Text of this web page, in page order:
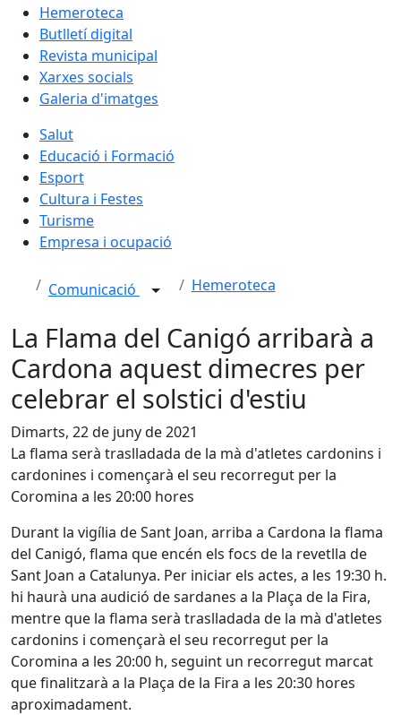
Hemeroteca
Butlletí digital
Revista municipal
Xarxes socials
Galeria d'imatges
Salut
Educació i Formació
Esport
Cultura i Festes
Turisme
Empresa i ocupació
Comunicació Hemeroteca
La Flama del Canigó arribarà a
Cardona aquest dimecres per
celebrar el solstici d'estiu
Dimarts, 22 de juny de 2021
La flama serà traslladada de la mà d'atletes cardonins i
cardonines i començarà el seu recorregut per la
Coromina a les 20:00 hores
Durant la vigília de Sant Joan, arriba a Cardona la flama
del Canigó, flama que encén els focs de la revetlla de
Sant Joan a Catalunya. Per iniciar els actes, a les 19:30 h.
hi haurà una audició de sardanes a la Plaça de la Fira,
mentre que la flama serà traslladada de la mà d'atletes
cardonins i començarà el seu recorregut per la
Coromina a les 20:00 h, seguint un recorregut marcat
que finalitzarà a la Plaça de la Fira a les 20:30 hores
aproximadament.